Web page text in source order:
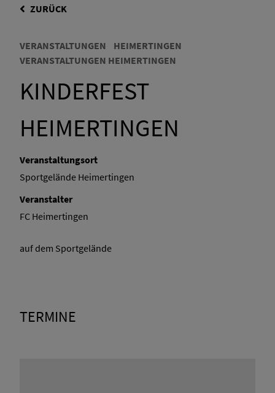
ZURÜCK
VERANSTALTUNGEN
HEIMERTINGEN
VERANSTALTUNGEN HEIMERTINGEN
KINDERFEST
HEIMERTINGEN
auf dem Sportgelände
TERMINE
Veranstaltungsort
Sportgelände Heimertingen
Veranstalter
FC Heimertingen